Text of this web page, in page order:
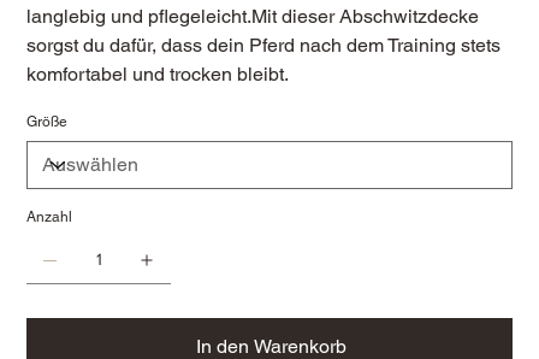
langlebig und pflegeleicht.Mit dieser Abschwitzdecke
sorgst du dafür, dass dein Pferd nach dem Training stets
komfortabel und trocken bleibt.
Größe
Anzahl
In den Warenkorb